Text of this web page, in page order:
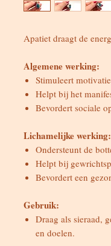
Apatiet draagt de
Algemene werking:
Stimuleert
Helpt bij het
Bevordert sociale
Lichamelijke werking:
Ondersteunt de
Helpt bij
Bevordert een
Gebruik:
Draag als sieraad,
en doelen.